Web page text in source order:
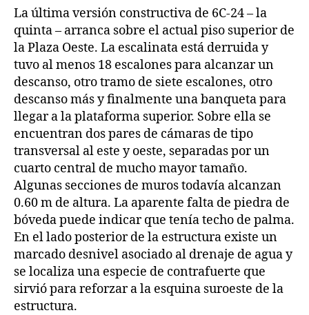
La última versión constructiva de 6C-24 – la
quinta – arranca sobre el actual piso superior de
la Plaza Oeste. La escalinata está derruida y
tuvo al menos 18 escalones para alcanzar un
descanso, otro tramo de siete escalones, otro
descanso más y finalmente una banqueta para
llegar a la plataforma superior. Sobre ella se
encuentran dos pares de cámaras de tipo
transversal al este y oeste, separadas por un
cuarto central de mucho mayor tamaño.
Algunas secciones de muros todavía alcanzan
0.60 m de altura. La aparente falta de piedra de
bóveda puede indicar que tenía techo de palma.
En el lado posterior de la estructura existe un
marcado desnivel asociado al drenaje de agua y
se localiza una especie de contrafuerte que
sirvió para reforzar a la esquina suroeste de la
estructura.